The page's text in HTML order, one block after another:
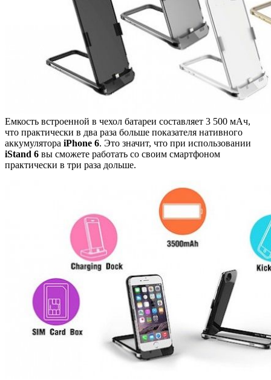
Емкость встроенной в чехол батареи составляет 3 500 мАч,
что практически в два раза больше показателя нативного
аккумулятора iPhone 6. Это значит, что при использовании
iStand 6 вы сможете работать со своим смартфоном
практически в три раза дольше.